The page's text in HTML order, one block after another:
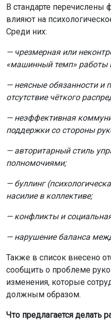
— неэффективная
поддержки со стороны
полномочиями;
— буллинг
насилие в коллективе;
— конфликты и
— нарушение баланса
Также в список внесено
сообщить о проблеме
изменения, которые
должным образом.
Что предлагается делать
Документ рекомендует
обсуждать с коллективом
получать обратную связь
задания.
Ключевые рекомендации
Правильно ставить
понимать, что от него